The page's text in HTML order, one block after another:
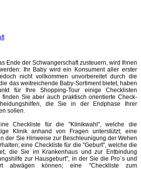
Ende der Schwangerschaft zusteuern, wird Ihnen
Ihr Baby wird ein Konsument aller erster
nicht vollkommen unvorbereitet durch die
das weitreichende Baby-Sortiment bietet, haben
für Ihre Shopping-Tour einige Checklisten
Sie aber auch praktisch orientierte Check-
die Sie in der Endphase Ihrer
sollen.
Checkliste für die "Klinikwahl", welche die
Klinik anhand von Fragen unterstützt; eine
der Sie Hinweise zur Beschleunigung der Wehen
eine Checkliste für die "Geburt", welche die
die Sie im Krankenhaus und zur Entbindung
zur Hausgeburt", in der Sie die Pro´s und
abwägen können; eine "Checkliste zum